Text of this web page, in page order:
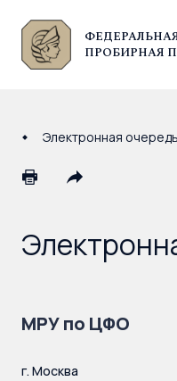
ПРОБИРНАЯ
© Федеральная пробирная
Электронная очередь
МРУ по ЦФО
г. Москва